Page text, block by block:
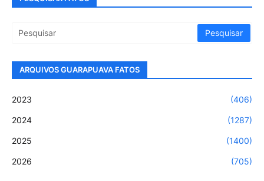
ARQUIVOS GUARAPUAVA FATOS
2023 (406)
2024 (1287)
2025 (1400)
2026 (705)